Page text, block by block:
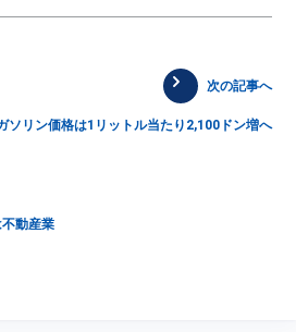
次の記事へ
ソリン価格は1リットル当たり2,100ドン増へ
動産業